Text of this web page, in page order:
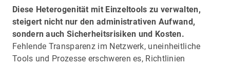
Diese Heterogenität mit Einzeltools zu verwalten,
steigert nicht nur den administrativen Aufwand,
sondern auch Sicherheitsrisiken und Kosten.
Fehlende Transparenz im Netzwerk, uneinheitliche
Tools und Prozesse erschweren es, Richtlinien